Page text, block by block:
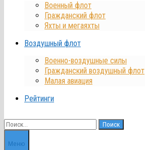
Военный флот
Гражданский флот
Яхты и мегаяхты
Воздушный флот
Военно-воздушные силы
Гражданский воздушный флот
Малая авиация
Рейтинги
Найти:
Меню